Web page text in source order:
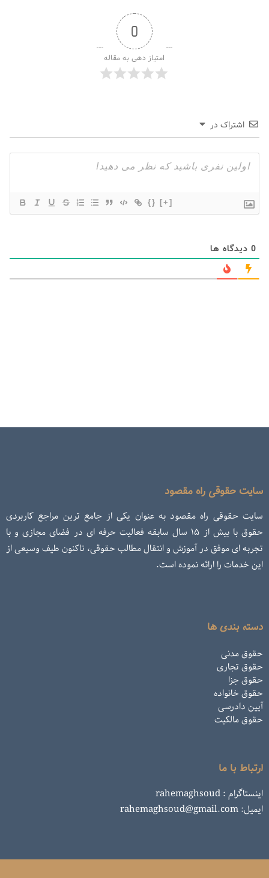
0
امتیاز دهی به مقاله
اشتراک در
{} [+]
0 دیدگاه ها
سایت حقوقی راه مقصود
سایت حقوقی راه مقصود به عنوان یکی از جامع ترین مراجع کاربردی
حقوق با بیش از ۱۵ سال سابقه فعالیت حرفه ای در فضای مجازی و با
تجربه ای موفق در آموزش و انتقال مطالب حقوقی، تاکنون طیف وسیعی از
این خدمات را ارائه نموده است.
دسته بندی ها
حقوق مدنی
حقوق تجاری
حقوق جزا
حقوق خانواده
آیین دادرسی
حقوق مالکیت
ارتباط با ما
اینستاگرام : rahemaghsoud
ایمیل: rahemaghsoud@gmail.com